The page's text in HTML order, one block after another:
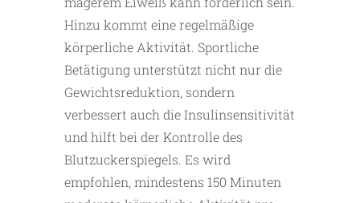
Hinzu kommt eine regelmäßige
körperliche Aktivität. Sportliche
Betätigung unterstützt nicht nur die
Gewichtsreduktion, sondern
verbessert auch die Insulinsensitivität
und hilft bei der Kontrolle des
Blutzuckerspiegels. Es wird
empfohlen, mindestens 150 Minuten